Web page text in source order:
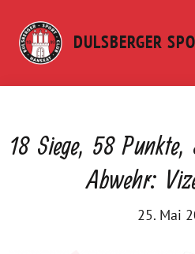
zum
Inhalt
DULSBERGER
18 Siege, 58
Abwehr:
25. Mai